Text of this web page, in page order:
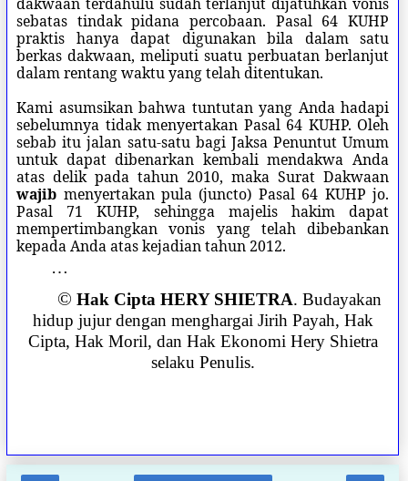
sebatas tindak pidana percobaan. Pasal 64 KUHP
praktis hanya dapat digunakan bila dalam satu
berkas dakwaan, meliputi suatu perbuatan berlanjut
dalam rentang waktu yang telah ditentukan.
Kami asumsikan bahwa tuntutan yang Anda hadapi
sebelumnya tidak menyertakan Pasal 64 KUHP. Oleh
sebab itu jalan satu-satu bagi Jaksa Penuntut Umum
untuk dapat dibenarkan kembali mendakwa Anda
atas delik pada tahun 2010, maka Surat Dakwaan
wajib menyertakan pula (juncto) Pasal 64 KUHP jo.
Pasal 71 KUHP, sehingga majelis hakim dapat
mempertimbangkan vonis yang telah dibebankan
kepada Anda atas kejadian tahun 2012.
…
©Hak Cipta HERY SHIETRA. Budayakan
hidup jujur dengan menghargai Jirih Payah, Hak
Cipta, Hak Moril, dan Hak Ekonomi Hery Shietra
selaku Penulis.